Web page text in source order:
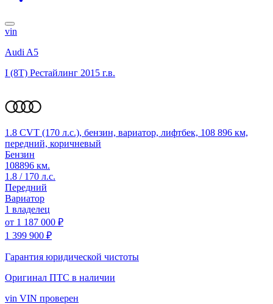
vin
Audi A5
I (8T) Рестайлинг 2015 г.в.
1.8 CVT (170 л.с.), бензин, вариатор, лифтбек, 108 896 км,
передний, коричневый
Бензин
108896 км.
1.8 / 170 л.с.
Передний
Вариатор
1 владелец
от 1 187 000 ₽
1 399 900 ₽
Гарантия юридической чистоты
Оригинал ПТС в наличии
vin VIN проверен